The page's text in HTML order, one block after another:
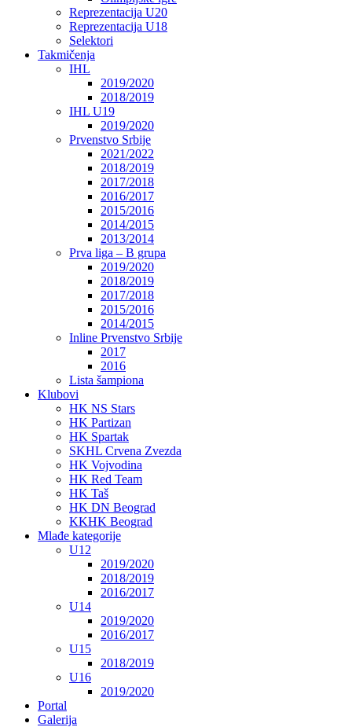
Reprezentacija U20
Reprezentacija U18
Selektori
Takmičenja
IHL
2019/2020
2018/2019
IHL U19
2019/2020
Prvenstvo Srbije
2021/2022
2018/2019
2017/2018
2016/2017
2015/2016
2014/2015
2013/2014
Prva liga – B grupa
2019/2020
2018/2019
2017/2018
2015/2016
2014/2015
Inline Prvenstvo Srbije
2017
2016
Lista šampiona
Klubovi
HK NS Stars
HK Partizan
HK Spartak
SKHL Crvena Zvezda
HK Vojvodina
HK Red Team
HK Taš
HK DN Beograd
KKHK Beograd
Mlađe kategorije
U12
2019/2020
2018/2019
2016/2017
U14
2019/2020
2016/2017
U15
2018/2019
U16
2019/2020
Portal
Galerija